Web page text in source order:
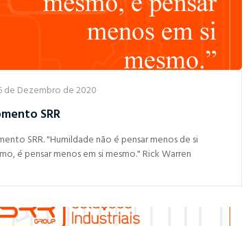
de Dezembro de 2020
SRR
SRR. "Humildade não é pensar menos de si
é pensar menos em si mesmo." Rick Warren